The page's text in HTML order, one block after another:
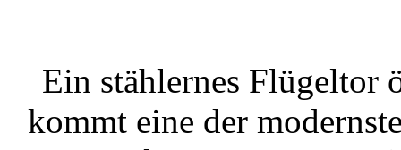
Ein stählernes Flügeltor
kommt eine der